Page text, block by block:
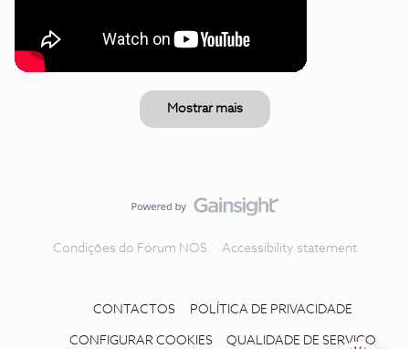
Mostrar mais
Condições do Fórum NOS Accessibility statement
CONTACTOS POLÍTICA DE PRIVACIDADE
CONFIGURAR COOKIES QUALIDADE DE SERVIÇO